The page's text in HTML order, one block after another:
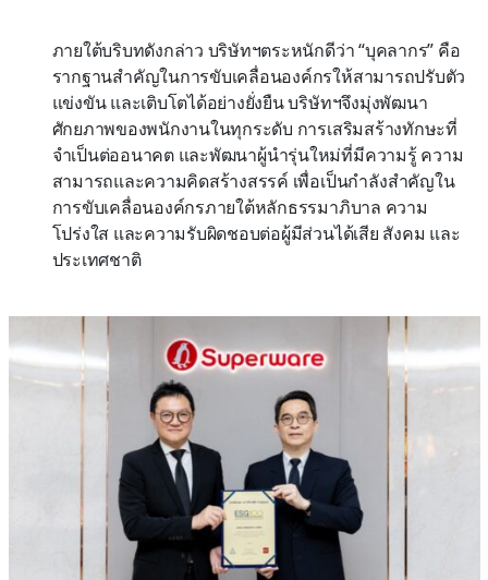
ภายใต้บริบทดังกล่าว บริษัทฯตระหนักดีว่า “บุคลากร” คือ
รากฐานสำคัญในการขับเคลื่อนองค์กรให้สามารถปรับตัว
แข่งขัน และเติบโตได้อย่างยั่งยืน บริษัทฯจึงมุ่งพัฒนา
ศักยภาพของพนักงานในทุกระดับ การเสริมสร้างทักษะที่
จำเป็นต่ออนาคต และพัฒนาผู้นำรุ่นใหม่ที่มีความรู้ ความ
สามารถและความคิดสร้างสรรค์ เพื่อเป็นกำลังสำคัญใน
การขับเคลื่อนองค์กรภายใต้หลักธรรมาภิบาล ความ
โปร่งใส และความรับผิดชอบต่อผู้มีส่วนได้เสีย สังคม และ
ประเทศชาติ